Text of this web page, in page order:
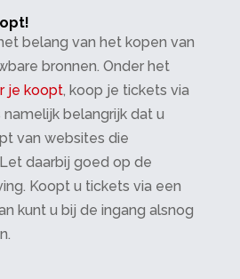
belang van het kopen van
bronnen. Onder het
je koopt, koop je tickets via
namelijk belangrijk dat u
van websites die
daarbij goed op de
Koopt u tickets via een
kunt u bij de ingang alsnog